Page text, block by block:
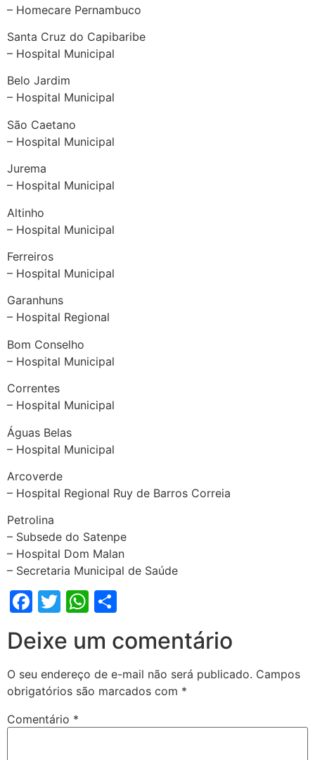
– Homecare Pernambuco
Santa Cruz do Capibaribe
– Hospital Municipal
Belo Jardim
– Hospital Municipal
São Caetano
– Hospital Municipal
Jurema
– Hospital Municipal
Altinho
– Hospital Municipal
Ferreiros
– Hospital Municipal
Garanhuns
– Hospital Regional
Bom Conselho
– Hospital Municipal
Correntes
– Hospital Municipal
Águas Belas
– Hospital Municipal
Arcoverde
– Hospital Regional Ruy de Barros Correia
Petrolina
– Subsede do Satenpe
– Hospital Dom Malan
– Secretaria Municipal de Saúde
Facebook
TwitterWhatsApp
Deixe um comentário
O seu endereço de e-mail não será publicado. Campos
obrigatórios são marcados com *
Comentário *